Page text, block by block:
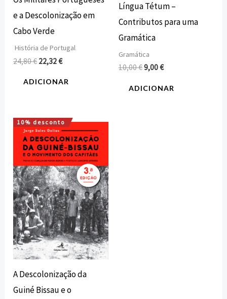
e a Descolonização em
Cabo Verde
História de Portugal
24,80€ 22,32€
ADICIONAR
Língua Tétum –
Contributos para uma
Gramática
Gramática
10,00€9,00€
ADICIONAR
10% desconto
A Descolonização da
Guiné Bissau e o
O
preço
original
era:
20,00 €.
O
preço
atual
é:
18,00 €.